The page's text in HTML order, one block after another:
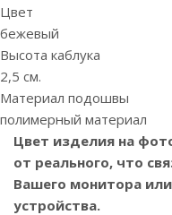
Цвет
бежевый
Высота каблука
2,5 см.
Материал подошвы
полимерный материал
Цвет изделия на
от реального, что
Вашего монитора
устройства.